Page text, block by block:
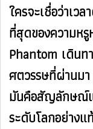
ใครจะเชื่อว่าเว
ที่สุดของความห
Phantom เดิน
ศตวรรษที่ผ่านม
มันคือสัญลักษณ์แ
ระดับโลกอย่างแ